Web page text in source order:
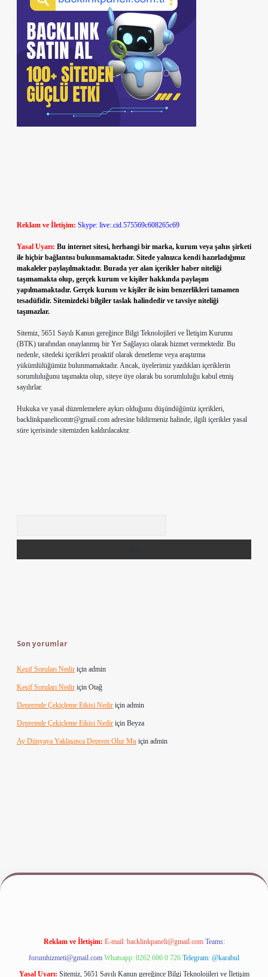
Reklam ve İletişim: Skype: live:.cid.575569c608265c69
Yasal Uyarı: Bu internet sitesi, herhangi bir marka, kurum veya şahıs şirketi
ile hiçbir bağlantısı bulunmamaktadır. Sitede yalnızca kendi hazırladığımız
makaleler paylaşılmaktadır. Burada yer alan içerikler haber niteliği
taşımamakta olup, gerçek kurum ve kişiler hakkında paylaşım
yapılmamaktadır. Gerçek kurum ve kişiler ile isim benzerlikleri tamamen
tesadüfidir. Sitemizdeki bilgiler taslak halindedir ve tavsiye niteliği
taşımazlar.
Sitemiz, 5651 Sayılı Kanun gereğince Bilgi Teknolojileri ve İletişim Kurumu
(BTK) tarafından onaylanmış bir Yer Sağlayıcı olarak hizmet vermektedir. Bu
nedenle, sitedeki içerikleri proaktif olarak denetleme veya araştırma
yükümlülüğümüz bulunmamaktadır. Ancak, üyelerimiz yazdıkları içeriklerin
sorumluluğunu taşımakta olup, siteye üye olarak bu sorumluluğu kabul etmiş
sayılırlar.
Hukuka ve yasal düzenlemelere aykırı olduğunu düşündüğünüz içerikleri,
backlinkpanelicomtr@gmail.com adresine bildirmeniz halinde, ilgili içerikler yasal
süre içerisinde sitemizden kaldırılacaktır.
Son yorumlar
Keşif Soruları Nedir için admin
Keşif Soruları Nedir için Otağ
Depremde Çekiçleme Etkisi Nedir için admin
Depremde Çekiçleme Etkisi Nedir için Beyza
Ay Dünyaya Yaklaşınca Deprem Olur Mu için admin
www.betexper.xyz/
Reklam ve İletişim: E-mail: backlinkpaneli@gmail.com Teams:
forumhizmeti@gmail.com Whatsapp: 0262 606 0 726 Telegram: @karabul
Yasal Uyarı: Sitemiz, 5651 Sayılı Kanun gereğince Bilgi Teknolojileri ve İletişim